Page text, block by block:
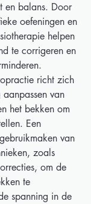
en balans. Door
oefeningen en
helpen
te corrigeren en
richt zich
van
het bekken om
Een
van
zoals
om de
te
spanning in de